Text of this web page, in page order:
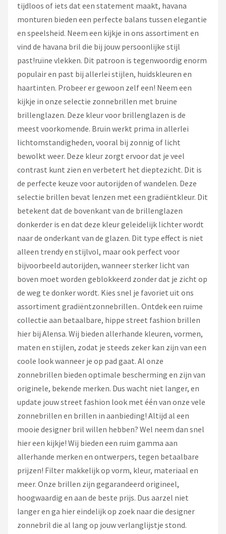
tijdloos of iets dat een statement maakt, havana
monturen bieden een perfecte balans tussen elegantie
en speelsheid. Neem een kijkje in ons assortiment en
vind de havana bril die bij jouw persoonlijke stijl
past!ruïne vlekken. Dit patroon is tegenwoordig enorm
populair en past bij allerlei stijlen, huidskleuren en
haartinten. Probeer er gewoon zelf een! Neem een
kijkje in onze selectie zonnebrillen met bruine
brillenglazen. Deze kleur voor brillenglazen is de
meest voorkomende. Bruin werkt prima in allerlei
lichtomstandigheden, vooral bij zonnig of licht
bewolkt weer. Deze kleur zorgt ervoor dat je veel
contrast kunt zien en verbetert het dieptezicht. Dit is
de perfecte keuze voor autorijden of wandelen. Deze
selectie brillen bevat lenzen met een gradiëntkleur. Dit
betekent dat de bovenkant van de brillenglazen
donkerder is en dat deze kleur geleidelijk lichter wordt
naar de onderkant van de glazen. Dit type effect is niet
alleen trendy en stijlvol, maar ook perfect voor
bijvoorbeeld autorijden, wanneer sterker licht van
boven moet worden geblokkeerd zonder dat je zicht op
de weg te donker wordt. Kies snel je favoriet uit ons
assortiment gradiëntzonnebrillen.. Ontdek een ruime
collectie aan betaalbare, hippe street fashion brillen
hier bij Alensa. Wij bieden allerhande kleuren, vormen,
maten en stijlen, zodat je steeds zeker kan zijn van een
coole look wanneer je op pad gaat. Al onze
zonnebrillen bieden optimale bescherming en zijn van
originele, bekende merken. Dus wacht niet langer, en
update jouw street fashion look met één van onze vele
zonnebrillen en brillen in aanbieding! Altijd al een
mooie designer bril willen hebben? Wel neem dan snel
hier een kijkje! Wij bieden een ruim gamma aan
allerhande merken en ontwerpers, tegen betaalbare
prijzen! Filter makkelijk op vorm, kleur, materiaal en
meer. Onze brillen zijn gegarandeerd origineel,
hoogwaardig en aan de beste prijs. Dus aarzel niet
langer en ga hier eindelijk op zoek naar die designer
zonnebril die al lang op jouw verlanglijstje stond.